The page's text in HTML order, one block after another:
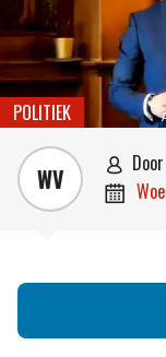
POLITIEK
WV  door
